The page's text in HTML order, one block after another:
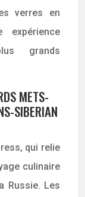
verres en
grands
METS-
SIBERIAN
qui relie
culinaire
Russie. Les